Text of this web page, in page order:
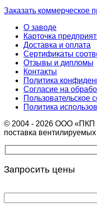
Заказать коммерческое
О заводе
Карточка
Доставка и оплата
Сертификаты
Отзывы и дипломы
Контакты
Политика
Согласие на
Пользовательское
Политика
© 2004 - 2026 ООО «ПКП
поставка
Запросить цены